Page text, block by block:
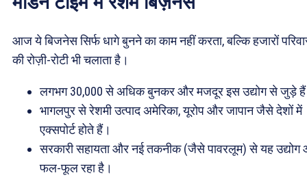
आज ये बिजनेस सिर्फ धागे बुनने का काम नहीं करता, बल्कि हजारों
की रोज़ी-रोटी भी चलाता है।
लगभग 30,000 से अधिक बुनकर और मजदूर इस उद्योग से जुड़े
भागलपुर से रेशमी उत्पाद अमेरिका, यूरोप और जापान जैसे देशों में
एक्सपोर्ट होते हैं।
सरकारी सहायता और नई तकनीक (जैसे पावरलूम) से यह उद्योग
फल-फूल रहा है।